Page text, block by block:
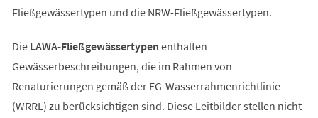
Fließgewässertypen und die NRW-Fließgewässertypen.
Die LAWA-Fließgewässertypen enthalten
Gewässerbeschreibungen, die im Rahmen von
Renaturierungen gemäß der EG-Wasserrahmenrichtlinie
(WRRL) zu berücksichtigen sind. Diese Leitbilder stellen nicht